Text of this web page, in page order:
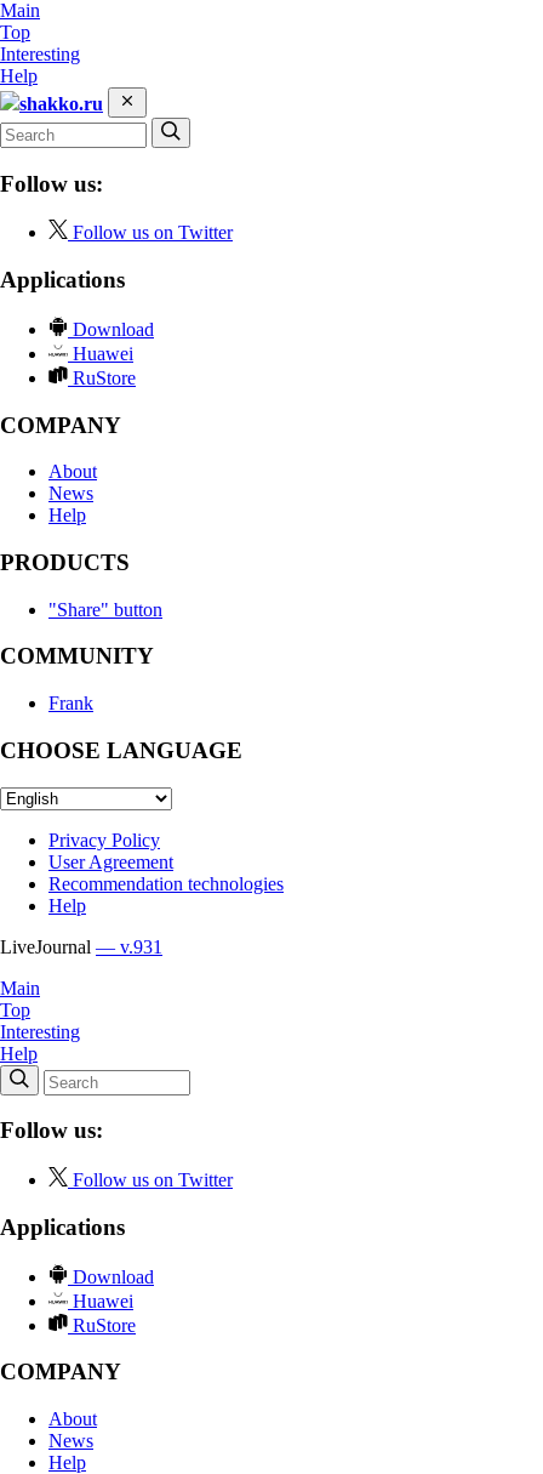
Main
Top
Interesting
Help
shakko.ru
Follow us:
Follow us on Twitter
Applications
Download
Huawei
RuStore
COMPANY
About
News
Help
PRODUCTS
"Share" button
COMMUNITY
Frank
CHOOSE LANGUAGE
Privacy Policy
User Agreement
Recommendation technologies
Help
LiveJournal — v.931
Main
Top
Interesting
Help
Follow us:
Follow us on Twitter
Applications
Download
Huawei
RuStore
COMPANY
About
News
Help